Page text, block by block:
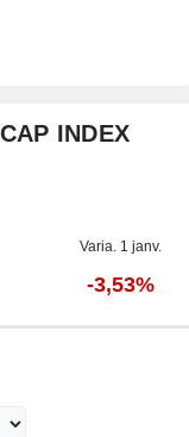
INDEX
Varia. 1 janv.
-3,53%